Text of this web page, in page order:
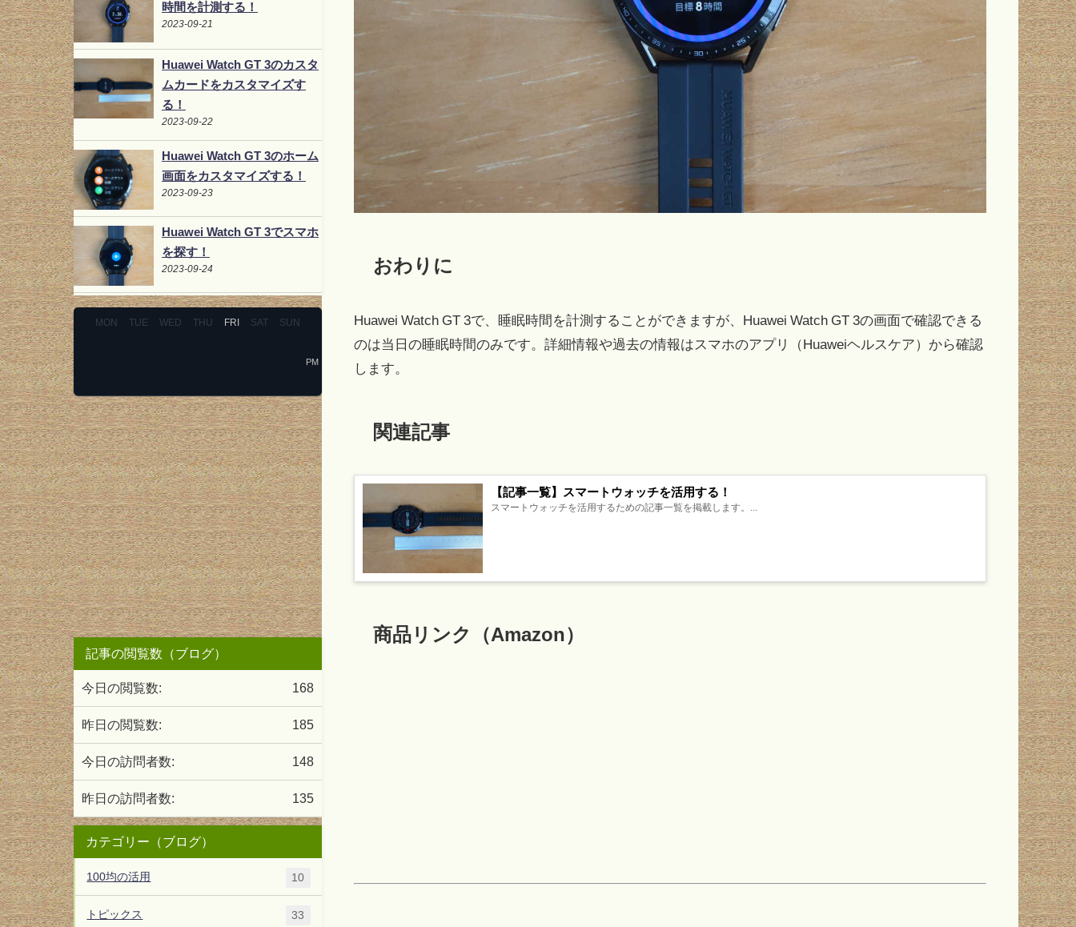
おわりに
Huawei Watch GT 3で、睡眠時間を計測することができますが、Huawei Watch GT 3の画面で確認できる
のは当日の睡眠時間のみです。詳細情報や過去の情報はスマホのアプリ（Huaweiヘルスケア）から確認
します。
関連記事
【記事一覧】スマートウォッチを活用する！
スマートウォッチを活用するための記事一覧を掲載します。...
商品リンク（Amazon）
時間を計測する！
2023-09-21
Huawei Watch GT 3のカスタ
ムカードをカスタマイズす
る！
2023-09-22
Huawei Watch GT 3のホーム
画面をカスタマイズする！
2023-09-23
Huawei Watch GT 3でスマホ
を探す！
2023-09-24
MON TUE WED THU FRI SAT SUN
PM
記事の閲覧数（ブログ）
168
今日の閲覧数:
185
昨日の閲覧数:
148
今日の訪問者数:
135
昨日の訪問者数:
カテゴリー（ブログ）
100均の活用 10
トピックス 33